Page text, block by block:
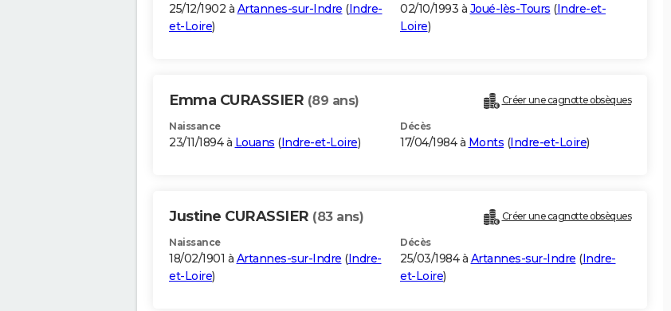
25/12/1902 à Artannes-sur-Indre (Indre-
et-Loire)
02/10/1993 à Joué-lès-Tours (Indre-et-
Loire)
Emma CURASSIER (89 ans) Créer une cagnotte obsèques
Naissance
23/11/1894 à Louans (Indre-et-Loire)
Décès
17/04/1984 à Monts (Indre-et-Loire)
Justine CURASSIER (83 ans) Créer une cagnotte obsèques
Naissance
18/02/1901 à Artannes-sur-Indre (Indre-
et-Loire)
Décès
25/03/1984 à Artannes-sur-Indre (Indre-
et-Loire)